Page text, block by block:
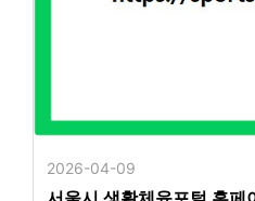
2026-04-09